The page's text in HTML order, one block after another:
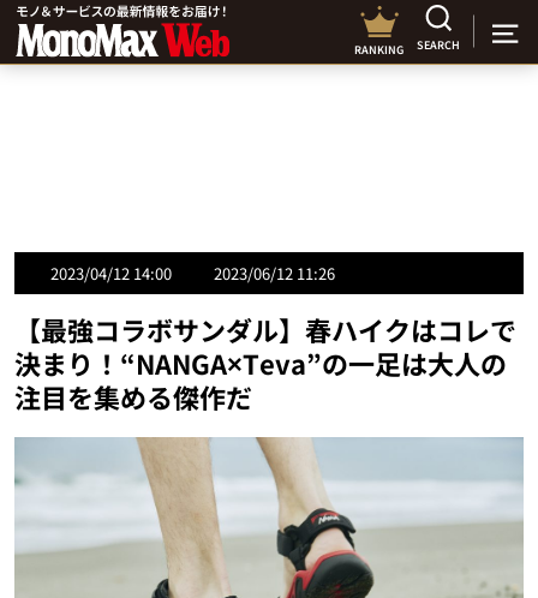
RANKING SEARCH
2023/04/12 14:00 2023/06/12 11:26
【最強コラボサンダル】春ハイクはコレで
決まり！“NANGA×Teva”の一足は大人の
注目を集める傑作だ